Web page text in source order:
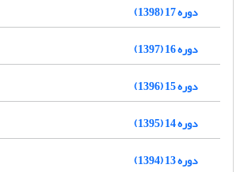
دوره 17 (1398)
دوره 16 (1397)
دوره 15 (1396)
دوره 14 (1395)
دوره 13 (1394)